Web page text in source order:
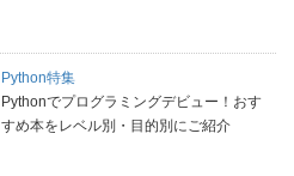
Python特集
Pythonでプログラミングデビュー！おす
すめ本をレベル別・目的別にご紹介